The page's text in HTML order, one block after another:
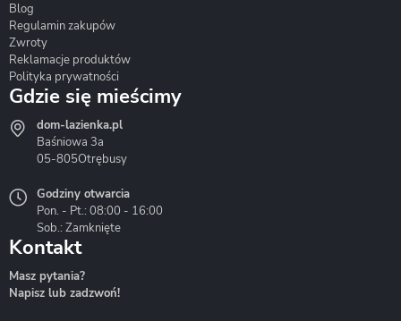
Hydrostop
Liveno
Blog
Regulamin zakupów
Zwroty
Reklamacje produktów
Polityka prywatności
Gdzie się mieścimy
dom-lazienka.pl
Baśniowa 3a
05-805Otrębusy
Godziny otwarcia
Pon. - Pt.: 08:00 - 16:00
Sob.: Zamknięte
Kontakt
Masz pytania?
Napisz lub zadzwoń!